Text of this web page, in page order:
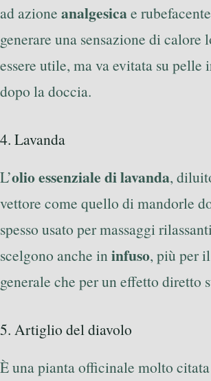
ad azione analgesicae
generare una sensazione di calore
essere utile, ma va evitata su pelle
dopo la doccia.
4. Lavanda
L’olio essenziale di lavanda,
vettore come quello di mandorle
spesso usato per massaggi
scelgono anche ininfuso, più per
generale che per un effetto diretto
5. Artiglio del diavolo
È una pianta officinale molto